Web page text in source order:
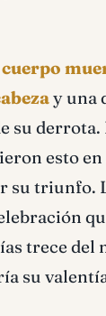
y una
su derrota.
esto en
su triunfo.
trece del
su